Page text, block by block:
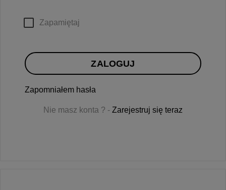
Zapamiętaj
ZALOGUJ
Zapomniałem hasła
Nie masz konta ? - Zarejestruj się teraz